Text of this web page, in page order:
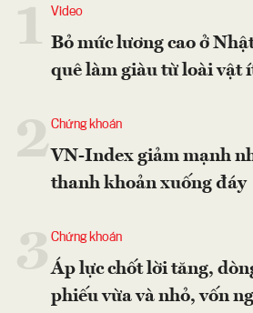
Video
Bỏ mức lương cao ở
quê làm giàu từ loài vật
2Chứng khoán
VN-Index giảm mạnh
thanh khoản xuống đáy
Chứng khoán
Áp lực chốt lời tăng,
phiếu vừa và nhỏ, vốn